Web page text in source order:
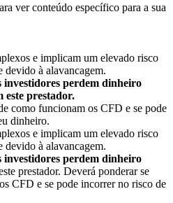
ver conteúdo específico para a sua
e implicam um elevado risco
devido à alavancagem.
investidores perdem dinheiro
este prestador.
como funcionam os CFD e se pode
dinheiro.
e implicam um elevado risco
devido à alavancagem.
investidores perdem dinheiro
prestador. Deverá ponderar se
CFD e se pode incorrer no risco de